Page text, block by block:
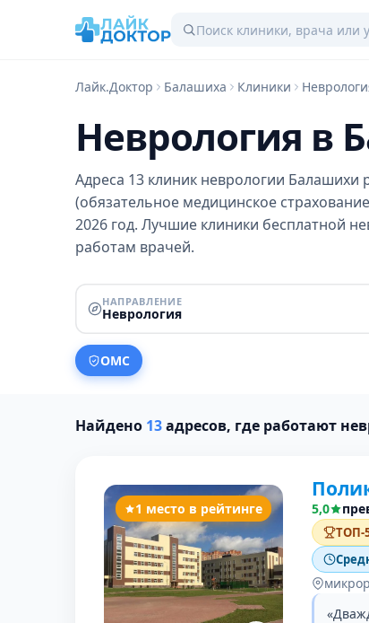
Лайк.Доктор Балашиха Клиники
Неврология в
Адреса 13 клиник неврологии
(обязательное медицинское
2026 год. Лучшие клиники бесплатной
работам врачей.
НАПРАВЛЕНИЕ
Неврология
ОМС
Найдено 13адресов, где работают
1 место в рейтинге 5,0
ТОП-